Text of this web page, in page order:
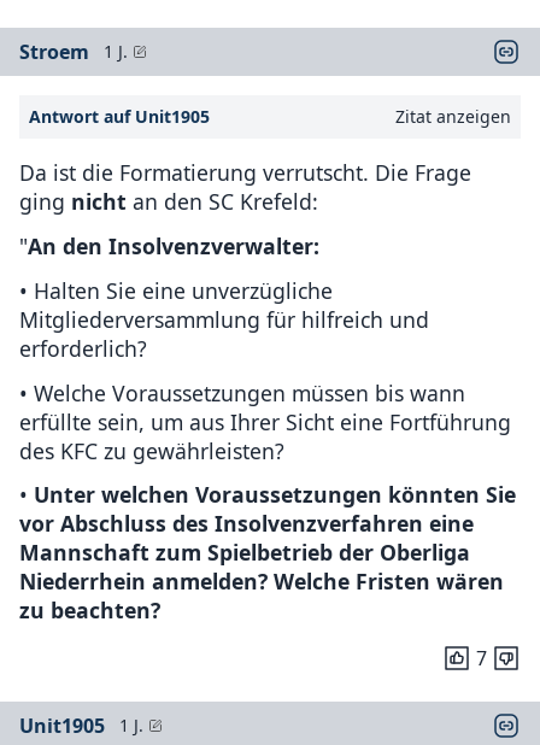
Stroem 1 J.
Antwort auf Unit1905 Zitat anzeigen
Da ist die Formatierung verrutscht. Die Frage
ging nicht an den SC Krefeld:
"An den Insolvenzverwalter:
• Halten Sie eine unverzügliche
Mitgliederversammlung für hilfreich und
erforderlich?
• Welche Voraussetzungen müssen bis wann
erfüllte sein, um aus Ihrer Sicht eine Fortführung
des KFC zu gewährleisten?
• Unter welchen Voraussetzungen könnten Sie
vor Abschluss des Insolvenzverfahren eine
Mannschaft zum Spielbetrieb der Oberliga
Niederrhein anmelden? Welche Fristen wären
zu beachten?
7
Unit1905 1 J.